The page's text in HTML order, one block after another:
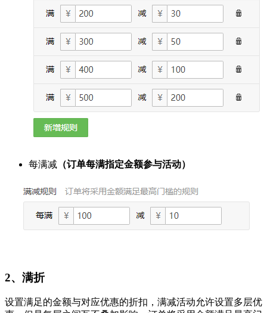
每满减 （订单每满指定金额参与活动）
2、满折
设置满足的金额与对应优惠的折扣，满减活动允许设置多层优